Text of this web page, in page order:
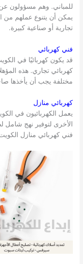
للمباني. وهم مسؤولون عن
يمكن أن يتنوع عملهم من
تجارية أو صناعية كبيرة.
فني كهربائي
قد يكون كهربائيًا في
كهربائي تجاري. هذه
مختلفة يجب أن يأخذها
كهربائي منازل
يعمل الكهربائيون في
الأخرى لتوفير نهج شامل
فني كهربائي منازل